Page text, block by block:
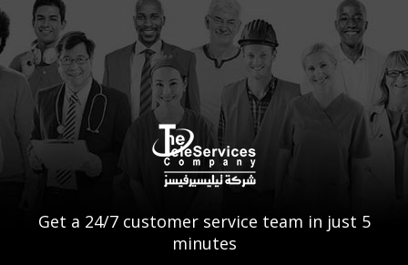
Get a 24/7 customer service team in just 5
minutes